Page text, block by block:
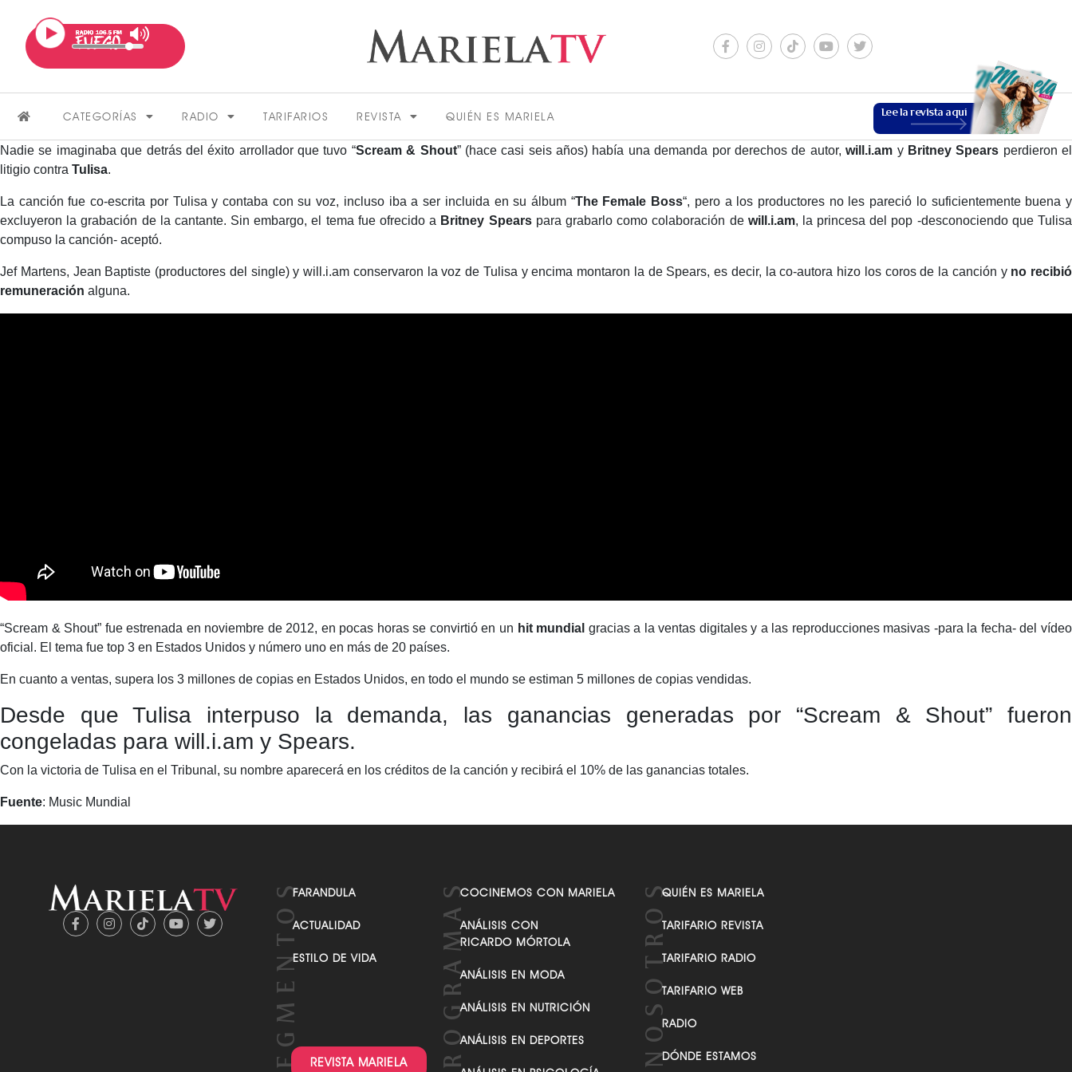
CATEGORÍAS RADIO TARIFARIOS REVISTA QUIÉN ES MARIELA Lee la revista aquí
Nadie se imaginaba que detrás del éxito arrollador que tuvo “Scream & Shout” (hace casi seis años) había una demanda por derechos de autor,will.i.am y Britney Spears perdieron el
litigio contra Tulisa.
La canción fue co-escrita por Tulisa y contaba con su voz, incluso iba a ser incluida en su álbum “The Female Boss“, pero a los productores no les pareció lo suficientemente buena y
excluyeron la grabación de la cantante. Sin embargo, el tema fue ofrecido a Britney Spearspara grabarlo como colaboración de will.i.am, la princesa del pop -desconociendo que Tulisa
compuso la canción- aceptó.
Jef Martens, Jean Baptiste (productores del single) y will.i.am conservaron la voz de Tulisa y encima montaron la de Spears, es decir, la co-autora hizo los coros de la canción y no recibió
remuneración alguna.
“Scream & Shout” fue estrenada en noviembre de 2012, en pocas horas se convirtió en un hit mundial gracias a la ventas digitales y a las reproducciones masivas -para la fecha- del vídeo
oficial. El tema fue top 3 en Estados Unidos y número uno en más de 20 países.
En cuanto a ventas, supera los 3 millones de copias en Estados Unidos, en todo el mundo se estiman 5 millones de copias vendidas.
Desde que Tulisa interpuso la demanda, las ganancias generadas por “Scream & Shout” fueron
congeladas para will.i.am y Spears.
Con la victoria de Tulisa en el Tribunal, su nombre aparecerá en los créditos de la canción y recibirá el 10% de las ganancias totales.
Fuente: Music Mundial
FARANDULA
ACTUALIDAD
ESTILO DE VIDA
REVISTA MARIELA
COCINEMOS CON MARIELA
ANÁLISIS CON
RICARDO MÓRTOLA
ANÁLISIS EN MODA
ANÁLISIS EN NUTRICIÓN
ANÁLISIS EN DEPORTES
QUIÉN ES MARIELA
TARIFARIO REVISTA
TARIFARIO RADIO
TARIFARIO WEB
RADIO
DÓNDE ESTAMOS